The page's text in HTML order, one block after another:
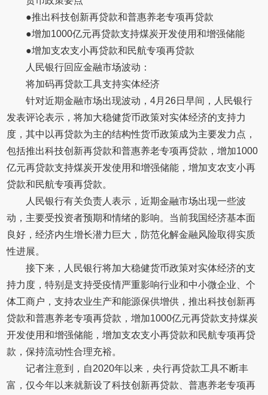
●推出科技创新再贷款和普惠养老专项再贷款
●增加1000亿元再贷款支持煤炭开发使用和增强储能
●增加支农支小再贷款和民航专项再贷款
人民银行回应金融市场波动：
将加码再贷款工具支持实体经济
针对近期金融市场出现波动，4月26日早间，人民银行
发表评论表示，将加大稳健货币政策对实体经济的支持力
度，其中以再贷款为主的结构性货币政策成为主要发力点，
包括推出科技创新再贷款和普惠养老专项再贷款，增加1000
亿元再贷款支持煤炭开发使用和增强储能，增加支农支小再
贷款和民航专项再贷款。
人民银行有关负责人表示，近期金融市场出现一些波
动，主要受投资者预期和情绪的影响。当前我国经济基本面
良好，经济内生增长潜力巨大，防范化解金融风险取得实质
性进展。
接下来，人民银行将加大稳健货币政策对实体经济的支
持力度，特别是支持受疫情严重影响行业和中小微企业、个
体工商户，支持农业生产和能源保供增供，推出科技创新再
贷款和普惠养老专项再贷款，增加1000亿元再贷款支持煤炭
开发使用和增强储能，增加支农支小再贷款和民航专项再贷
款，保持流动性合理充裕。
记者注意到，自2020年以来，央行再贷款工具不断丰
富，仅今年以来就新设了科技创新再贷款、普惠养老专项再